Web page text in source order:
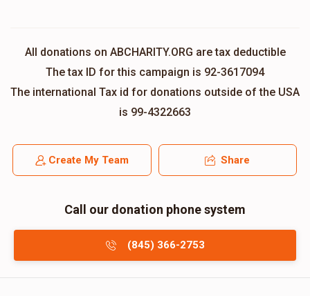
All donations on ABCHARITY.ORG are tax deductible
The tax ID for this campaign is 92-3617094
The international Tax id for donations outside of the USA
is 99-4322663
Create My Team Share
Call our donation phone system
(845) 366-2753